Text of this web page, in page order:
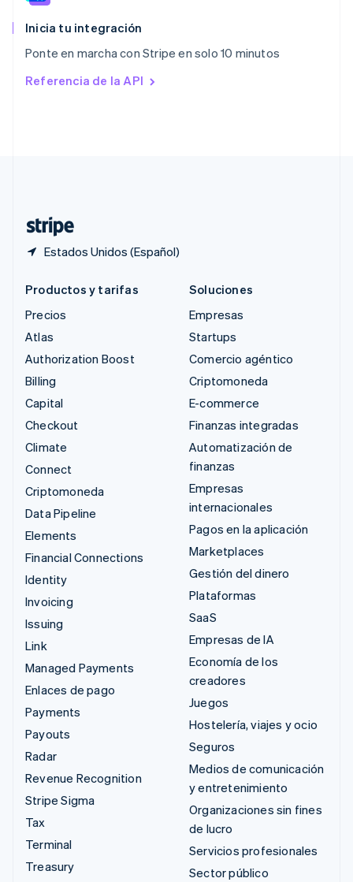
Inicia tu integración
Ponte en marcha con Stripe en solo 10 minutos
Referencia de la API
Estados Unidos (Español)
Reino Unido
English
English
English
Productos y tarifas
Precios
Atlas
Authorization Boost
Billing
Capital
Checkout
Climate
Connect
Criptomoneda
Data Pipeline
Elements
Financial Connections
Identity
Invoicing
Issuing
Link
Managed Payments
Enlaces de pago
Payments
Payouts
Radar
Revenue Recognition
Stripe Sigma
Tax
Terminal
Treasury
Soluciones
Empresas
Startups
Comercio agéntico
Criptomoneda
E-commerce
Finanzas integradas
Automatización de
finanzas
Empresas
internacionales
Pagos en la aplicación
Marketplaces
Gestión del dinero
Plataformas
SaaS
Empresas de IA
Economía de los
creadores
Juegos
Hostelería, viajes y ocio
Seguros
Medios de comunicación
y entretenimiento
Organizaciones sin fines
de lucro
Servicios profesionales
Sector público